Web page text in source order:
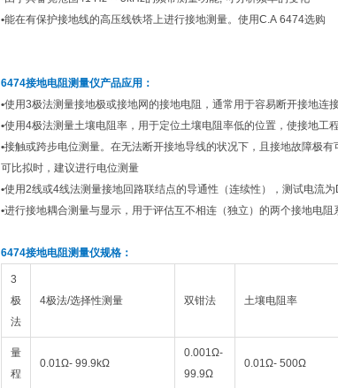
•能在有保护接地线的高压线铁塔上进行接地测量。使用C.A 6474选购
6474接地电阻测量仪产品应用：
•使用3极法测量接地极或接地网的接地电阻，通常用于容易断开接地连
•使用4极法测量土壤电阻率，用于定位土壤电阻率低的位置，使接地工
•接触或跨步电位测量。在无法断开接地导线的状况下，且接地故障极
可比拟时，建议进行电位测量
•使用2线或4线法测量接地回路联结点的导通性（连续性），测试电流
•进行接地耦合测量与显示，用于评估互不相连（独立）的两个接地电阻
6474接地电阻测量仪规格：
3
极
法
4极法/选择性测量 双钳法 土壤电阻率
量
程
0.01Ω- 99.9kΩ
0.001Ω-
99.9Ω
0.01Ω- 500Ω